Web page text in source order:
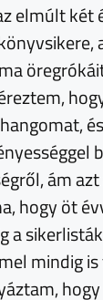
elmúlt két
ám
hogy öt
a
mindig